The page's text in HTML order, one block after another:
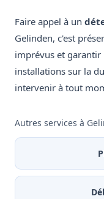
Faire appel à un
Gelinden, c'est
imprévus et
installations sur la
intervenir à tout
Autres services à